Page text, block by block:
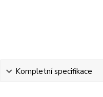
Kompletní specifikace